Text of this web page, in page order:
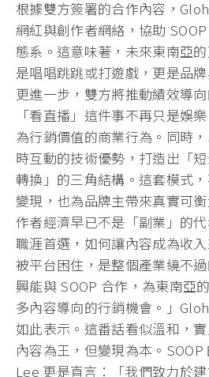
根據雙方簽署的合作內容，
網紅與創作者網絡，協助
態系。這意味著，未來東南亞
是唱唱跳跳或打遊戲，更是品
更進一步，雙方將推動績效導
「看直播」這件事不再只是娛
為行銷價值的商業行為。同時
時互動的技術優勢，打造出「
轉換」的三角結構。這套模式
變現，也為品牌主帶來真實可
作者經濟早已不是「副業」的
職涯首選，如何讓內容成為收
被平台困住，是整個產業繞不
興能與 SOOP 合作，為東南亞
多內容導向的行銷機會。」
如此表示。這番話看似溫和，
內容為王，但變現為本。
Lee 更是直言：「我們致力於